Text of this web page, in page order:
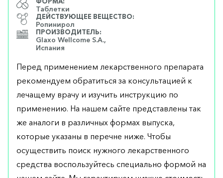
Таблетки
ДЕЙСТВУЮЩЕЕ ВЕЩЕСТВО:
Ропинирол
ПРОИЗВОДИТЕЛЬ:
Glaxo Wellcome S.A.,
Испания
Перед применением лекарственного препарата
рекомендуем обратиться за консультацией к
лечащему врачу и изучить инструкцию по
применению. На нашем сайте представлены так
же аналоги в различных формах выпуска,
которые указаны в перечне ниже. Чтобы
осуществить поиск нужного лекарственного
средства воспользуйтесь специально формой на